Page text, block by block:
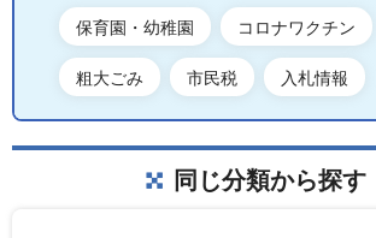
保育園・幼稚園 コロナワクチン
粗大ごみ 市民税 入札情報
同じ分類から探す